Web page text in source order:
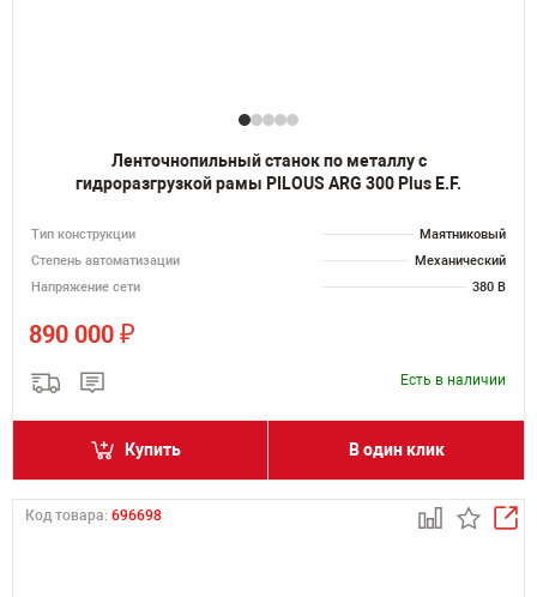
Ленточнопильный станок по металлу с
гидроразгрузкой рамы PILOUS ARG 300 Plus E.F.
Тип конструкции
Маятниковый
Степень автоматизации
Механический
Напряжение сети
380 В
890 000 ₽
Есть в наличии
Купить В один клик
Код товара: 696698